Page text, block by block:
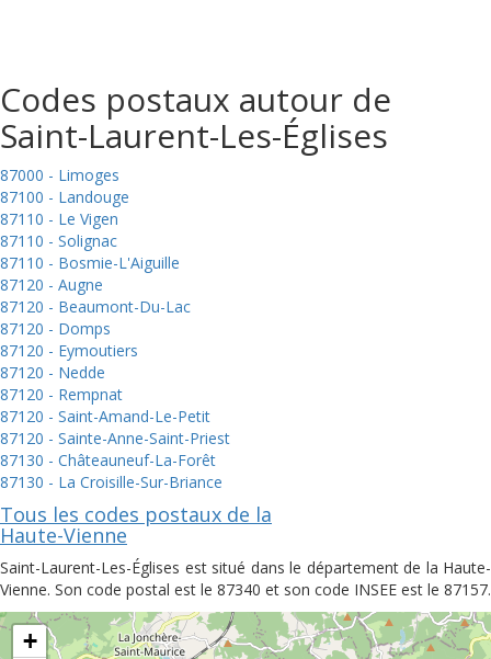
Codes postaux autour de
Saint-Laurent-Les-Églises
87000 - Limoges
87100 - Landouge
87110 - Le Vigen
87110 - Solignac
87110 - Bosmie-L'Aiguille
87120 - Augne
87120 - Beaumont-Du-Lac
87120 - Domps
87120 - Eymoutiers
87120 - Nedde
87120 - Rempnat
87120 - Saint-Amand-Le-Petit
87120 - Sainte-Anne-Saint-Priest
87130 - Châteauneuf-La-Forêt
87130 - La Croisille-Sur-Briance
Tous les codes postaux de la
Haute-Vienne
Saint-Laurent-Les-Églises est situé dans le département de la Haute-
Vienne. Son code postal est le 87340 et son code INSEE est le 87157.
+